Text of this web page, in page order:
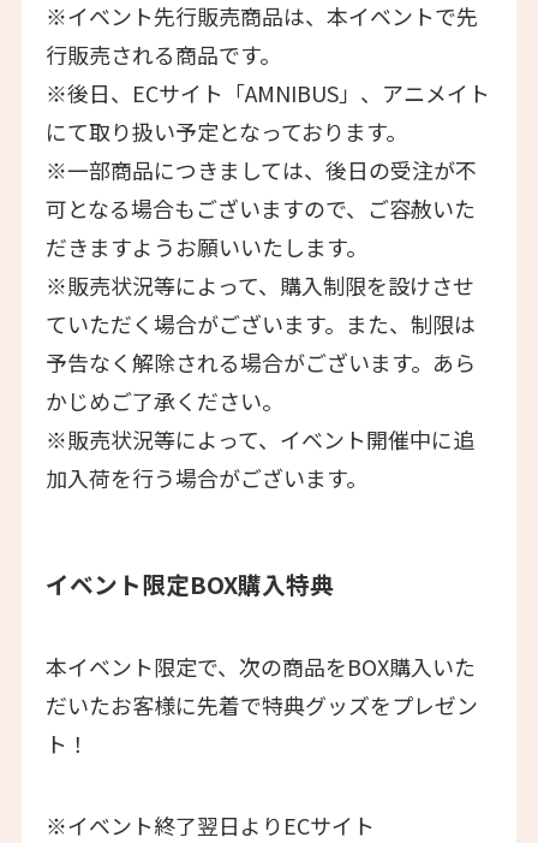
※イベント先行販売商品は、本イベントで先
行販売される商品です。
※後日、ECサイト「AMNIBUS」、アニメイト
にて取り扱い予定となっております。
※一部商品につきましては、後日の受注が不
可となる場合もございますので、ご容赦いた
だきますようお願いいたします。
※販売状況等によって、購入制限を設けさせ
ていただく場合がございます。また、制限は
予告なく解除される場合がございます。あら
かじめご了承ください。
※販売状況等によって、イベント開催中に追
加入荷を行う場合がございます。
イベント限定BOX購入特典
本イベント限定で、次の商品をBOX購入いた
だいたお客様に先着で特典グッズをプレゼン
ト！
※イベント終了翌日よりECサイト